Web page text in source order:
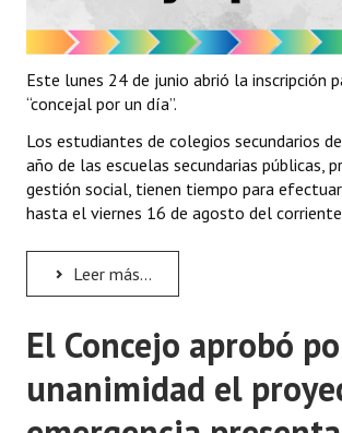
Este lunes 24 de junio abrió la inscripción
“concejal por un día”.
Los estudiantes de colegios secundarios
año de las escuelas secundarias públicas,
gestión social, tienen tiempo para
hasta el viernes 16 de agosto del
Leer más...
El Concejo aprobó
unanimidad el